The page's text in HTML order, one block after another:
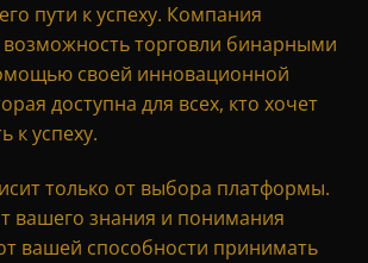
пути к успеху. Компания
возможность торговли бинарными
своей инновационной
доступна для всех, кто хочет
к успеху.
только от выбора платформы.
вашего знания и понимания
вашей способности принимать